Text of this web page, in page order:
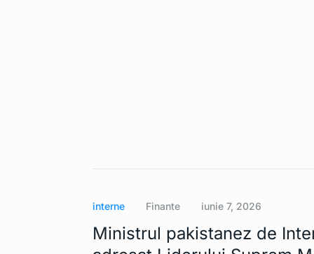
interne Finante iunie 7, 2026
Ministrul pakistanez de